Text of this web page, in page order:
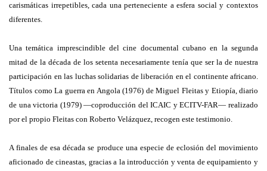
carismáticas irrepetibles, cada una perteneciente a esfera social y contextos
diferentes.
Una temática imprescindible del cine documental cubano en la segunda
mitad de la década de los setenta necesariamente tenía que ser la de nuestra
participación en las luchas solidarias de liberación en el continente africano.
Títulos como La guerra en Angola (1976) de Miguel Fleitas y Etiopía, diario
de una victoria (1979) —coproducción del ICAIC y ECITV-FAR— realizado
por el propio Fleitas con Roberto Velázquez, recogen este testimonio.
A finales de esa década se produce una especie de eclosión del movimiento
aficionado de cineastas, gracias a la introducción y venta de equipamiento y